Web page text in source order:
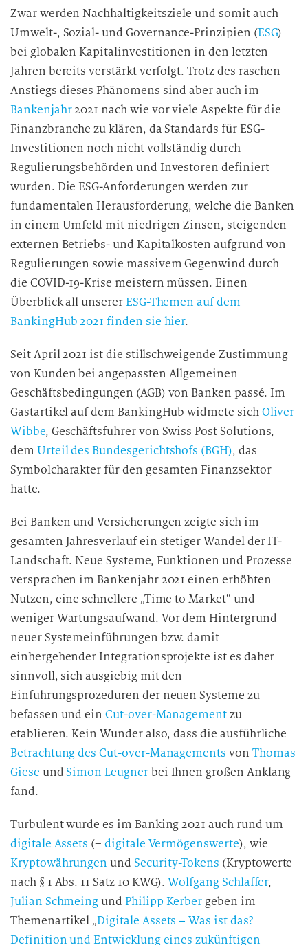
Zwar werden Nachhaltigkeitsziele und somit auch
Umwelt-, Sozial- und Governance-Prinzipien (ESG)
bei globalen Kapitalinvestitionen in den letzten
Jahren bereits verstärkt verfolgt. Trotz des raschen
Anstiegs dieses Phänomens sind aber auch im
Bankenjahr2021 nach wie vor viele Aspekte für die
Finanzbranche zu klären, da Standards für ESG-
Investitionen noch nicht vollständig durch
Regulierungsbehörden und Investoren definiert
wurden. Die ESG-Anforderungen werden zur
fundamentalen Herausforderung, welche die Banken
in einem Umfeld mit niedrigen Zinsen, steigenden
externen Betriebs- und Kapitalkosten aufgrund von
Regulierungen sowie massivem Gegenwind durch
die COVID-19-Krise meistern müssen. Einen
Überblick all unsererESG-Themen auf dem
BankingHub 2021 finden sie hier.
Seit April 2021 ist die stillschweigende Zustimmung
von Kunden bei angepassten Allgemeinen
Geschäftsbedingungen (AGB) von Banken passé. Im
Gastartikel auf dem BankingHub widmete sichOliver
Wibbe, Geschäftsführer von Swiss Post Solutions,
dem Urteil des Bundesgerichtshofs (BGH), das
Symbolcharakter für den gesamten Finanzsektor
hatte.
Bei Banken und Versicherungen zeigte sich im
gesamten Jahresverlauf ein stetiger Wandel der IT-
Landschaft. Neue Systeme, Funktionen und Prozesse
versprachen im Bankenjahr 2021 einen erhöhten
Nutzen, eine schnellere „Time to Market“ und
weniger Wartungsaufwand. Vor dem Hintergrund
neuer Systemeinführungen bzw. damit
einhergehender Integrationsprojekte ist es daher
sinnvoll, sich ausgiebig mit den
Einführungsprozeduren der neuen Systeme zu
befassen und einCut-over-Managementzu
etablieren. Kein Wunder also, dass die ausführliche
Betrachtung des Cut-over-Managements von Thomas
Giese undSimon Leugnerbei Ihnen großen Anklang
fand.
Turbulent wurde es im Banking 2021 auch rund um
digitale Assets (= digitale Vermögenswerte), wie
Kryptowährungen und Security-Tokens (Kryptowerte
nach § 1 Abs. 11 Satz 10 KWG).Wolfgang Schlaffer,
Julian Schmeingund Philipp Kerber geben im
Themenartikel „Digitale Assets – Was ist das?
Definition und Entwicklung eines zukünftigen